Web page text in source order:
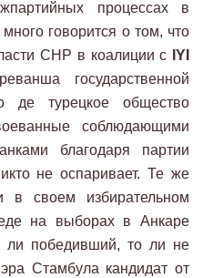
процессах в
говорится о том, что
CHP в коалиции с IYI
государственной
де турецкое общество
соблюдающими
благодаря партии
не оспаривает. Те же
в своем избирательном
на выборах в Анкаре
ли победивший, то ли не
Стамбула кандидат от